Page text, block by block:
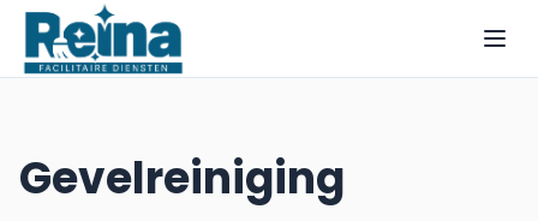
Gevelreiniging